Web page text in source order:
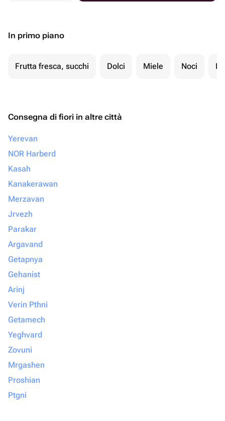
In primo piano
Frutta fresca, succhi Dolci Miele Noci
Consegna di fiori in altre città
Yerevan
NOR Harberd
Kasah
Kanakerawan
Merzavan
Jrvezh
Parakar
Argavand
Getapnya
Gehanist
Arinj
Verin Pthni
Getamech
Yeghvard
Zovuni
Mrgashen
Proshian
Ptgni